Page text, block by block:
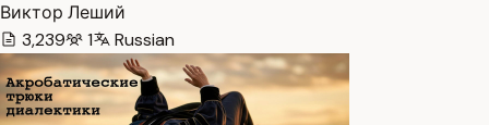
Виктор Леший
3,239
1 Russian